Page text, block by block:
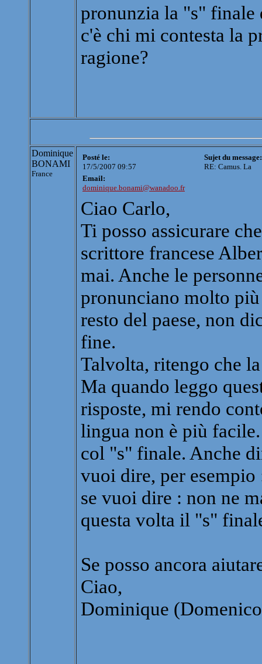
pronunzia la "s"
c'è chi mi contesta la
ragione?
Dominique
BONAMI
France
Posté le:
17/5/2007 09:57
Sujet du message:
RE: Camus. La
Email:
dominique.bonami@wanadoo.fr
Ciao Carlo,
Ti posso assicurare
scrittore francese
mai. Anche le
pronunciano molto
resto del paese, non
fine.
Talvolta, ritengo che
Ma quando leggo
risposte, mi rendo
lingua non è più
col "s" finale. Anche
vuoi dire, per
se vuoi dire : non ne
questa volta il "s"
Se posso ancora
Ciao,
Dominique